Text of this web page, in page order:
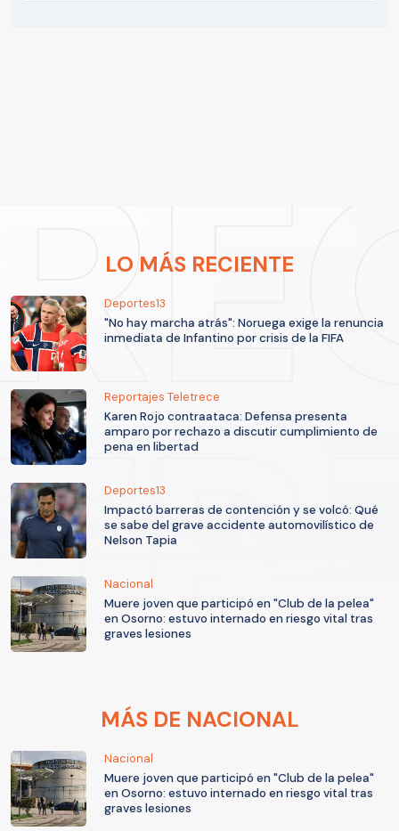
LO MÁS RECIENTE
Deportes13
"No hay marcha atrás": Noruega exige la renuncia
inmediata de Infantino por crisis de la FIFA
Reportajes Teletrece
Karen Rojo contraataca: Defensa presenta
amparo por rechazo a discutir cumplimiento de
pena en libertad
Deportes13
Impactó barreras de contención y se volcó: Qué
se sabe del grave accidente automovilístico de
Nelson Tapia
Nacional
Muere joven que participó en "Club de la pelea"
en Osorno: estuvo internado en riesgo vital tras
graves lesiones
MÁS DE NACIONAL
Nacional
Muere joven que participó en "Club de la pelea"
en Osorno: estuvo internado en riesgo vital tras
graves lesiones